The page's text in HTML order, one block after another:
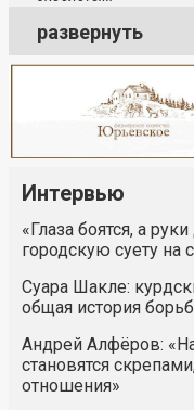
развернуть
Интервью
«Глаза боятся, а
городскую суету
Суара Шакле:
общая история
Андрей Алфёров:
становятся
отношения»